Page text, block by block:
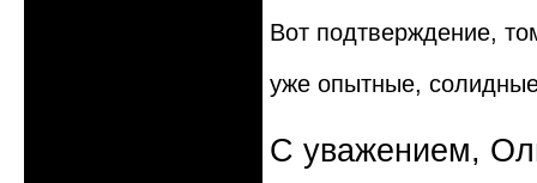
Вот подтверждение,
уже опытные,
С уважением,